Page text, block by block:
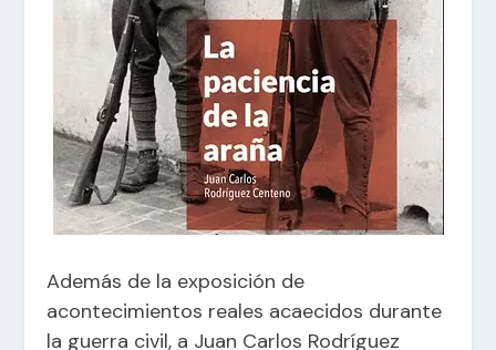
Además de la exposición de
acontecimientos reales acaecidos durante
la guerra civil, a Juan Carlos Rodríguez